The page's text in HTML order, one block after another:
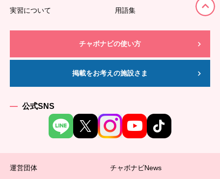
実習について
用語集
チャボナビの使い方
掲載をお考えの施設さま
公式SNS
運営団体 チャボナビNews